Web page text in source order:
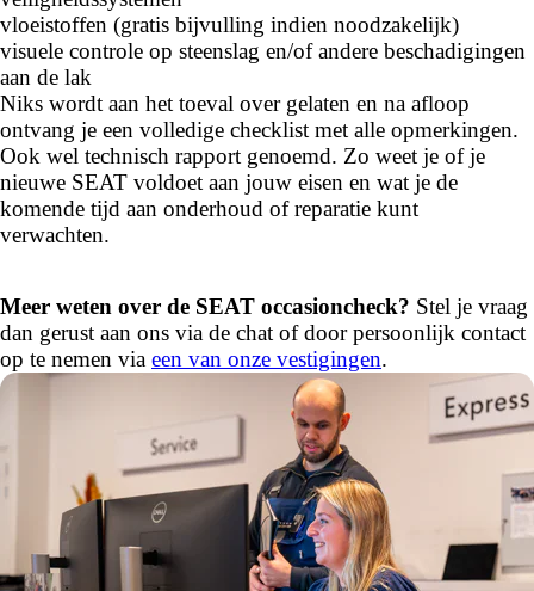
vloeistoffen (gratis bijvulling indien noodzakelijk)
visuele controle op steenslag en/of andere beschadigingen
aan de lak
Niks wordt aan het toeval over gelaten en na afloop
ontvang je een volledige checklist met alle opmerkingen.
Ook wel technisch rapport genoemd. Zo weet je of je
nieuwe SEAT voldoet aan jouw eisen en wat je de
komende tijd aan onderhoud of reparatie kunt
verwachten.
Meer weten over de SEAT occasioncheck? Stel je vraag
dan gerust aan ons via de chat of door persoonlijk contact
op te nemen via een van onze vestigingen.